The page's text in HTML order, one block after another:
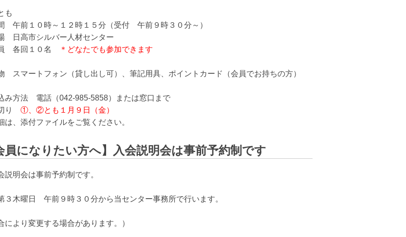
も
午前１０時～１２時１５分（受付 午前９時３０分～）
日高市シルバー人材センター
各回１０名
＊どなたでも参加できます
スマートフォン（貸し出し可）、筆記用具、ポイントカード（会員でお持ちの方）
み方法 電話（042-985-5858）または窓口まで
り ①、②とも１月９日（金）
は、添付ファイルをご覧ください。
員になりたい方へ】入会説明会は事前予約制です
説明会は事前予約制です。
３木曜日 午前９時３０分から当センター事務所で行います。
により変更する場合があります。）